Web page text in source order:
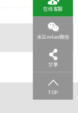
在线客服
米兰milan微信
分享
TOP